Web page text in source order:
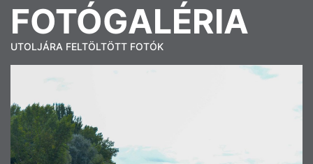
FOTÓGALÉRIA
UTOLJÁRA FELTÖLTÖTT FOTÓK